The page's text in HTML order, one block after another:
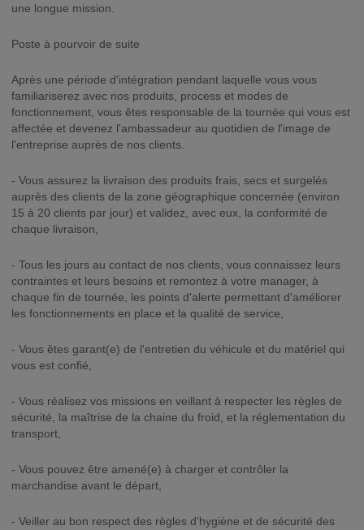
une longue mission.
Poste à pourvoir de suite
Après une période d'intégration pendant laquelle vous vous
familiariserez avec nos produits, process et modes de
fonctionnement, vous êtes responsable de la tournée qui vous est
affectée et devenez l'ambassadeur au quotidien de l'image de
l'entreprise auprès de nos clients.
- Vous assurez la livraison des produits frais, secs et surgelés
auprès des clients de la zone géographique concernée (environ
15 à 20 clients par jour) et validez, avec eux, la conformité de
chaque livraison,
- Tous les jours au contact de nos clients, vous connaissez leurs
contraintes et leurs besoins et remontez à votre manager, à
chaque fin de tournée, les points d'alerte permettant d'améliorer
les fonctionnements en place et la qualité de service,
- Vous êtes garant(e) de l'entretien du véhicule et du matériel qui
vous est confié,
- Vous réalisez vos missions en veillant à respecter les règles de
sécurité, la maîtrise de la chaine du froid, et la réglementation du
transport,
- Vous pouvez être amené(e) à charger et contrôler la
marchandise avant le départ,
- Veiller au bon respect des règles d'hygiène et de sécurité des